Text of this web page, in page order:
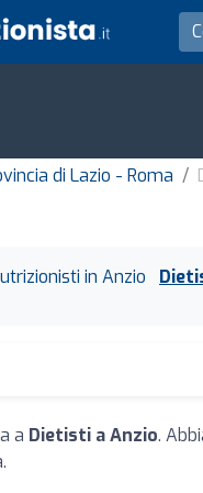
di Lazio - Roma
in Anzio
a Dietisti a Anzio.